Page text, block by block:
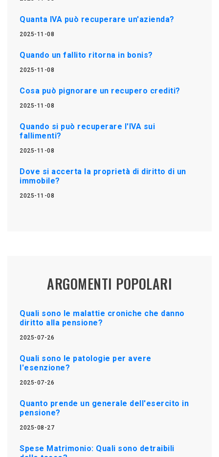
Quanta IVA può recuperare un'azienda?
2025-11-08
Quando un fallito ritorna in bonis?
2025-11-08
Cosa può pignorare un recupero crediti?
2025-11-08
Quando si può recuperare l'IVA sui
fallimenti?
2025-11-08
Dove si accerta la proprietà di diritto di un
immobile?
2025-11-08
ARGOMENTI POPOLARI
Quali sono le malattie croniche che danno
diritto alla pensione?
2025-07-26
Quali sono le patologie per avere
l'esenzione?
2025-07-26
Quanto prende un generale dell'esercito in
pensione?
2025-08-27
Spese Matrimonio: Quali sono detraibili